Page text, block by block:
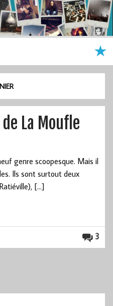
La Moufle
genre scoopesque. Mais il
Ils sont surtout deux
[…]
3